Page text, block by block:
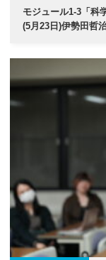
モジュール1-3「科
(5月23日)伊勢⽥哲